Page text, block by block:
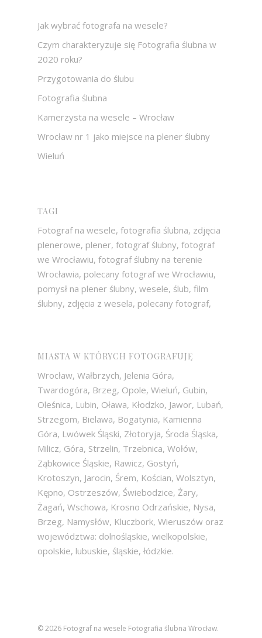
Jak wybrać fotografa na wesele?
Czym charakteryzuje się Fotografia ślubna w
2020 roku?
Przygotowania do ślubu
Fotografia ślubna
Kamerzysta na wesele – Wrocław
Wrocław nr 1 jako miejsce na plener ślubny
Wieluń
TAGI
Fotograf na wesele, fotografia ślubna, zdjęcia
plenerowe, plener, fotograf ślubny, fotograf
we Wrocławiu, fotograf ślubny na terenie
Wrocławia, polecany fotograf we Wrocławiu,
pomysł na plener ślubny, wesele, ślub, film
ślubny, zdjęcia z wesela, polecany fotograf,
MIASTA W KTÓRYCH FOTOGRAFUJĘ
Wrocław, Wałbrzych, Jelenia Góra,
Twardogóra, Brzeg, Opole, Wieluń, Gubin,
Oleśnica, Lubin, Oława, Kłodzko, Jawor, Lubań,
Strzegom, Bielawa, Bogatynia, Kamienna
Góra, Lwówek Śląski, Złotoryja, Środa Śląska,
Milicz, Góra, Strzelin, Trzebnica, Wołów,
Ząbkowice Śląskie, Rawicz, Gostyń,
Krotoszyn, Jarocin, Śrem, Kościan, Wolsztyn,
Kępno, Ostrzeszów, Świebodzice, Żary,
Żagań, Wschowa, Krosno Odrzańskie, Nysa,
Brzeg, Namysłów, Kluczbork, Wieruszów oraz
województwa: dolnośląskie, wielkopolskie,
opolskie, lubuskie, śląskie, łódzkie.
© 2026 Fotograf na wesele Fotografia ślubna Wrocław.